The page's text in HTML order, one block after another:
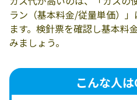
ラン（基本料金/従量単価）
ます。検針票を確認し基本料
みましょう。
こんな人は